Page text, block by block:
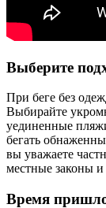
Выберите
При беге без
Выбирайте
уединенные
бегать
вы уважаете
местные законы и
Время